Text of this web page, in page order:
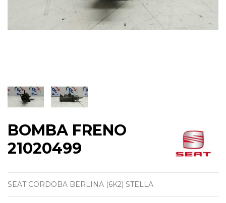
BOMBA FRENO
21020499
SEAT CORDOBA BERLINA (6K2) STELLA